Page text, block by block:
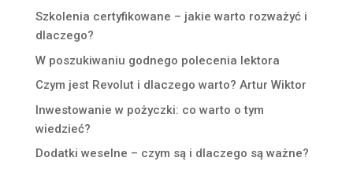
Szkolenia certyfikowane – jakie warto rozważyć i
dlaczego?
W poszukiwaniu godnego polecenia lektora
Czym jest Revolut i dlaczego warto? Artur Wiktor
Inwestowanie w pożyczki: co warto o tym
wiedzieć?
Dodatki weselne – czym są i dlaczego są ważne?